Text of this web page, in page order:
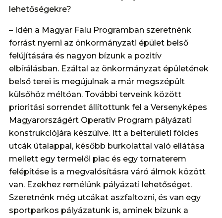
lehetőségekre?
– Idén a Magyar Falu Programban szeretnénk
forrást nyerni az önkormányzati épület belső
felújítására és nagyon bízunk a pozitív
elbírálásban. Ezáltal az önkormányzat épületének
belső terei is megújulnak a már megszépült
külsőhöz méltóan. További terveink között
prioritási sorrendet állítottunk fel a Versenyképes
Magyarországért Operatív Program pályázati
konstrukciójára készülve. Itt a belterületi földes
utcák útalappal, később burkolattal való ellátása
mellett egy termelői piac és egy tornaterem
felépítése is a megvalósításra váró álmok között
van. Ezekhez remélünk pályázati lehetőséget.
Szeretnénk még utcákat aszfaltozni, és van egy
sportparkos pályázatunk is, aminek bízunk a